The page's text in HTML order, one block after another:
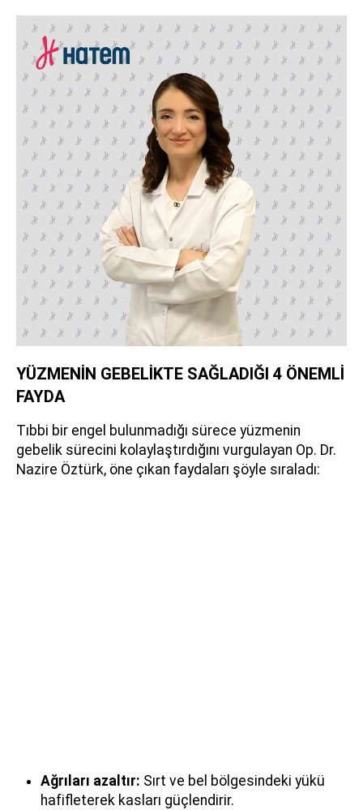
YÜZMENİN GEBELİKTE SAĞLADIĞI 4 ÖNEMLİ
FAYDA
Tıbbi bir engel bulunmadığı sürece yüzmenin
gebelik sürecini kolaylaştırdığını vurgulayan Op. Dr.
Nazire Öztürk, öne çıkan faydaları şöyle sıraladı:
Ağrıları azaltır: Sırt ve bel bölgesindeki yükü
hafifleterek kasları güçlendirir.